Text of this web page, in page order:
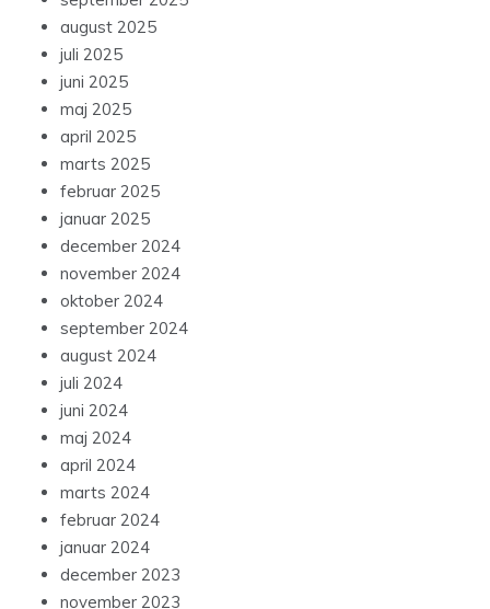
juli 2025
juni 2025
maj 2025
april 2025
marts 2025
februar 2025
januar 2025
december 2024
november 2024
oktober 2024
september 2024
august 2024
juli 2024
juni 2024
maj 2024
april 2024
marts 2024
februar 2024
januar 2024
december 2023
november 2023
oktober 2023